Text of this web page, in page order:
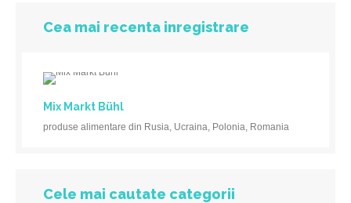
Cea mai recenta inregistrare
Mix Markt Bühl
produse alimentare din Rusia, Ucraina, Polonia, Romania
Cele mai cautate categorii